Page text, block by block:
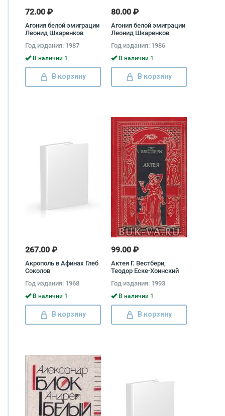
72.00 ₽
Агония белой эмиграции
Леонид Шкаренков
Год издания: 1987
В наличии 1
В корзину
80.00 ₽
Агония белой эмиграции
Леонид Шкаренков
Год издания: 1986
В наличии 1
В корзину
267.00 ₽
Акрополь в Афинах Глеб
Соколов
Год издания: 1968
В наличии 1
В корзину
99.00 ₽
Актея Г. Вестбери,
Теодор Еске-Хоинский
Год издания: 1993
В наличии 1
В корзину